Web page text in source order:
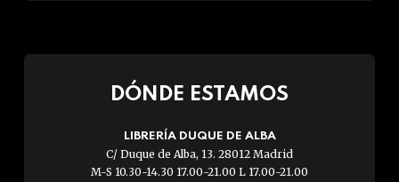
DÓNDE ESTAMOS
LIBRERÍA DUQUE DE ALBA
C/ Duque de Alba, 13. 28012 Madrid
M-S 10.30-14.30 17.00-21.00 L 17.00-21.00